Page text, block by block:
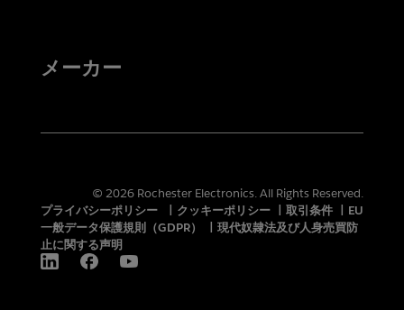
メーカー
© 2026 Rochester Electronics. All Rights Reserved.
プライバシーポリシー
クッキーポリシー 取引条件
EU
一般データ保護規則（GDPR）
現代奴隷法及び人身売買防
止に関する声明